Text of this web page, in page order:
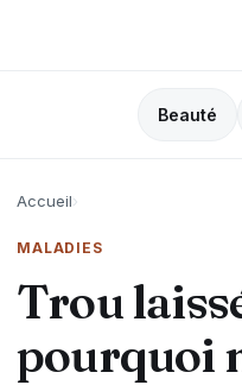
Beauté
Accueil›
MALADIES
Trou
pourquoi